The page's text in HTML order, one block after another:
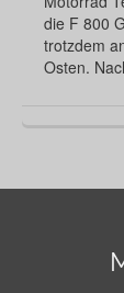
die F 800
trotzdem
Osten.